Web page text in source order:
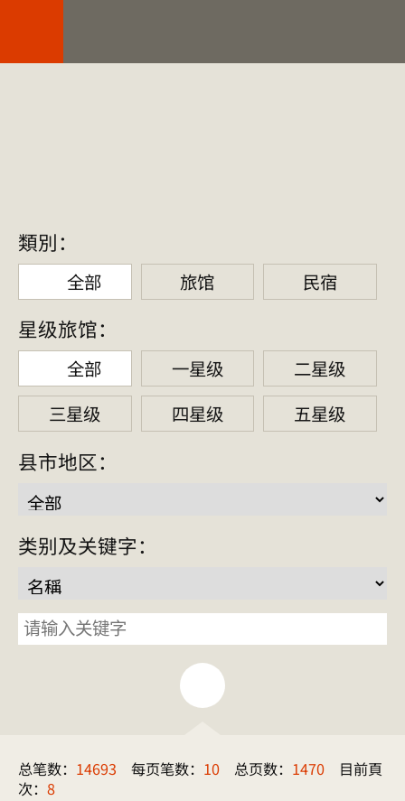
住宿指南
類別：
全部 旅馆 民宿
星级旅馆：
全部 一星级
二星级
三星级
四星级 五星级
县市地区：
类别及关键字：
关键字
总笔数： 14693 每页笔数： 10 总页数： 1470 目前頁
次： 8